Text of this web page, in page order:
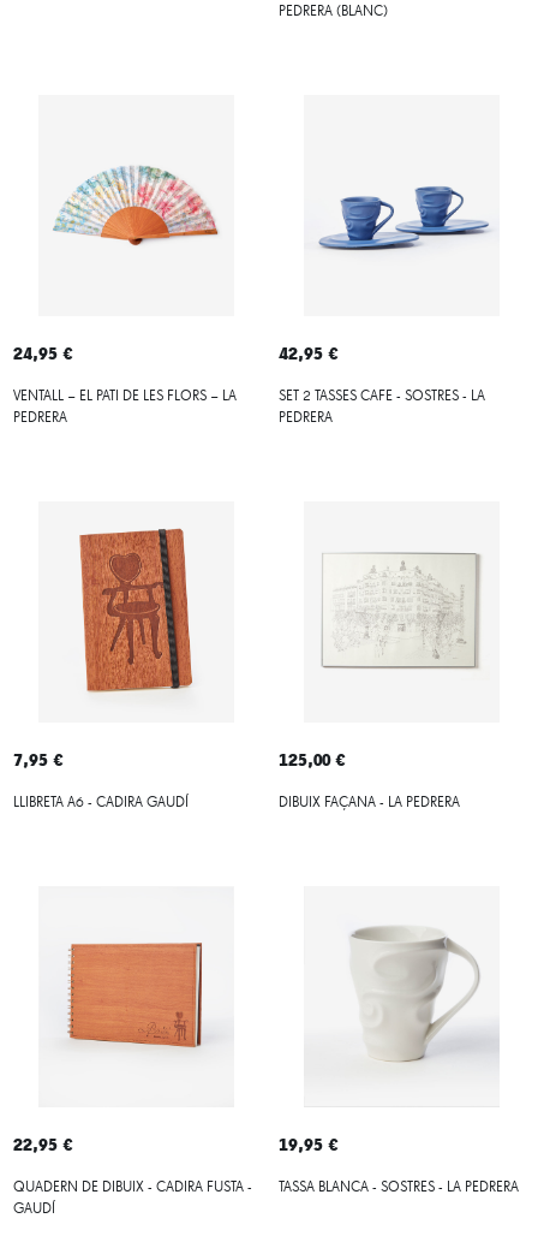
PEDRERA (BLANC)
24,95 €
VENTALL – EL PATI DE LES FLORS – LA
PEDRERA
42,95 €
SET 2 TASSES CAFE - SOSTRES - LA
PEDRERA
7,95 €
LLIBRETA A6 - CADIRA GAUDÍ
125,00 €
DIBUIX FAÇANA - LA PEDRERA
22,95 €
QUADERN DE DIBUIX - CADIRA FUSTA -
GAUDÍ
19,95 €
TASSA BLANCA - SOSTRES - LA PEDRERA